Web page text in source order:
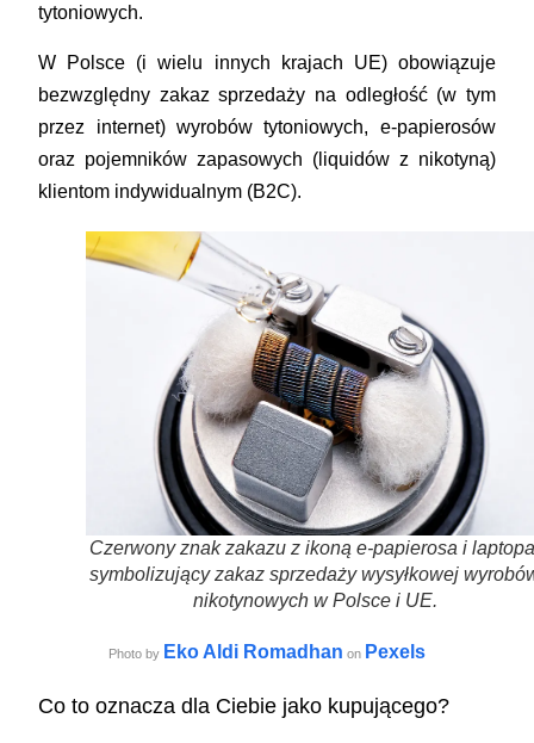
tytoniowych.
W Polsce (i wielu innych krajach UE) obowiązuje
bezwzględny zakaz sprzedaży na odległość (w tym
przez internet) wyrobów tytoniowych, e-papierosów
oraz pojemników zapasowych (liquidów z nikotyną)
klientom indywidualnym (B2C).
Czerwony znak zakazu z ikoną e-papierosa i
symbolizujący zakaz sprzedaży wysyłkowej
nikotynowych w Polsce i UE.
Photo by Eko Aldi Romadhan on Pexels
Co to oznacza dla Ciebie jako kupującego?